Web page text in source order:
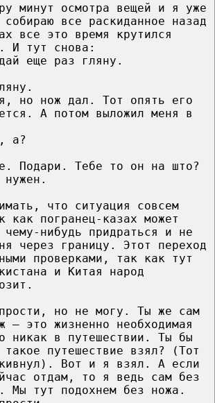
минут осмотра вещей и я уже
все раскиданное назад
все это время крутился
И тут снова:
еще раз гляну.
но нож дал. Тот опять его
А потом выложил меня в
а?
Подари. Тебе то он на што?
что ситуация совсем
как погранец-казах может
чему-нибудь придраться и не
через границу. Этот переход
проверками, так как тут
и Китая народ
но не могу. Ты же сам
— это жизненно необходимая
никак в путешествии. Ты бы
путешествие взял? (Тот
кивнул). Вот и я взял. А если
отдам, то я ведь сам без
Мы тут подохнем без ножа.